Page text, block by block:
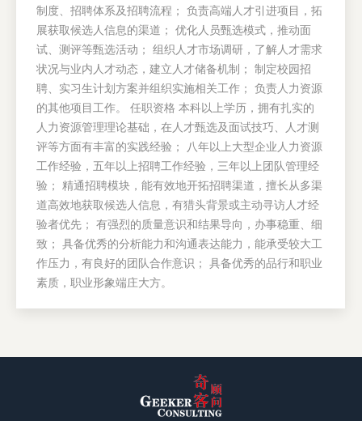
制度、招聘体系及招聘流程； 负责高端人才引进项目，拓
展获取候选人信息的渠道； 优化人员甄选模式，推动面
试、测评等甄选活动； 组织人才市场调研，了解人才需求
状况与业内人才动态，建立人才储备机制； 制定校园招
聘、实习生计划方案并组织实施相关工作； 负责人力资源
的其他项目工作。 任职资格 本科以上学历，拥有扎实的
人力资源管理理论基础，在人才甄选及面试技巧、人才测
评等方面有丰富的实践经验； 八年以上大型企业人力资源
工作经验，五年以上招聘工作经验，三年以上团队管理经
验； 精通招聘模块，能有效地开拓招聘渠道，擅长从多渠
道高效地获取候选人信息，有猎头背景或主动寻访人才经
验者优先； 有强烈的质量意识和结果导向，办事稳重、细
致； 具备优秀的分析能力和沟通表达能力，能承受较大工
作压力，有良好的团队合作意识； 具备优秀的品行和职业
素质，职业形象端庄大方。